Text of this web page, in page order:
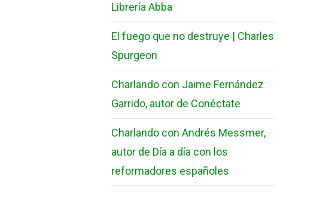
Librería Abba
El fuego que no destruye | Charles
Spurgeon
Charlando con Jaime Fernández
Garrido, autor de Conéctate
Charlando con Andrés Messmer,
autor de Día a día con los
reformadores españoles